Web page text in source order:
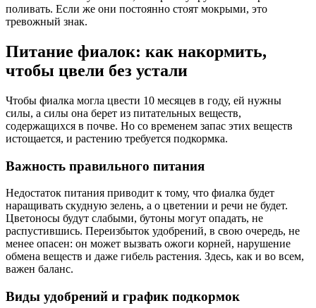
поливать. Если же они постоянно стоят мокрыми, это
тревожный знак.
Питание фиалок: как накормить,
чтобы цвели без устали
Чтобы фиалка могла цвести 10 месяцев в году, ей нужны
силы, а силы она берет из питательных веществ,
содержащихся в почве. Но со временем запас этих веществ
истощается, и растению требуется подкормка.
Важность правильного питания
Недостаток питания приводит к тому, что фиалка будет
наращивать скудную зелень, а о цветении и речи не будет.
Цветоносы будут слабыми, бутоны могут опадать, не
распустившись. Переизбыток удобрений, в свою очередь, не
менее опасен: он может вызвать ожоги корней, нарушение
обмена веществ и даже гибель растения. Здесь, как и во всем,
важен баланс.
Виды удобрений и график подкормок